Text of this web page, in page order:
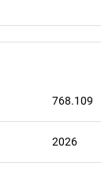
768.109
2026